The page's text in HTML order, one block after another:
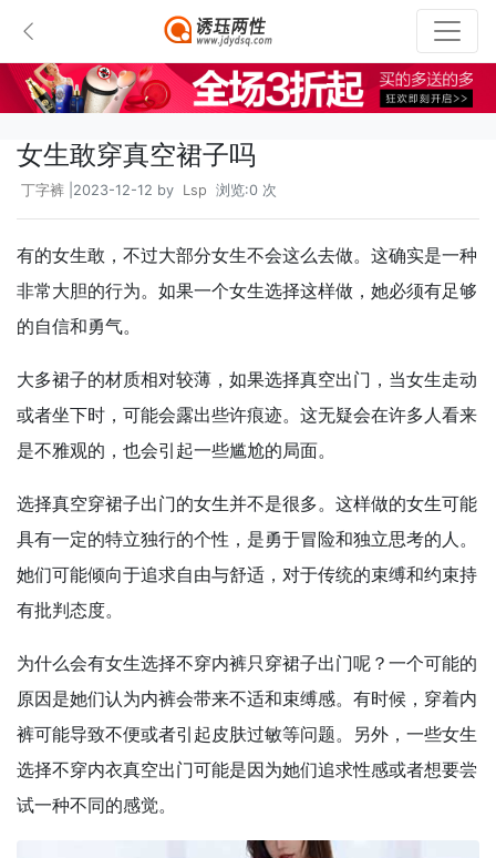
女生敢穿真空裙子吗
丁字裤 |2023-12-12 by Lsp 浏览:0 次
有的女生敢，不过大部分女生不会这么去做。 这确实是一种
非常大胆的行为。如果一个女生选择这样做，她必须有足够
的自信和勇气。
大多裙子的材质相对较薄，如果选择真空出门，当女生走动
或者坐下时，可能会露出些许痕迹。这无疑会在许多人看来
是不雅观的，也会引起一些尴尬的局面。
选择真空穿裙子出门的女生并不是很多。这样做的女生可能
具有一定的特立独行的个性，是勇于冒险和独立思考的人。
她们可能倾向于追求自由与舒适，对于传统的束缚和约束持
有批判态度。
为什么会有女生选择不穿内裤只穿裙子出门呢？一个可能的
原因是她们认为内裤会带来不适和束缚感。有时候，穿着内
裤可能导致不便或者引起皮肤过敏等问题。另外，一些女生
选择不穿内衣真空出门可能是因为她们追求性感或者想要尝
试一种不同的感觉。